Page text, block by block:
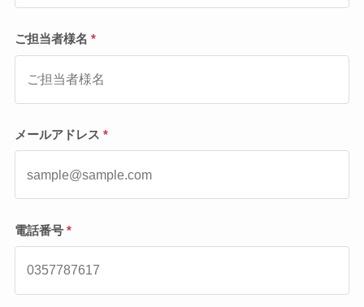
ご担当者様名 *
メールアドレス *
電話番号*